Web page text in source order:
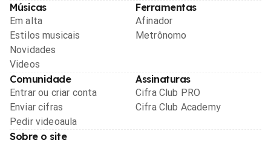
Músicas
Em alta
Estilos musicais
Novidades
Videos
Ferramentas
Afinador
Metrônomo
Comunidade
Entrar ou criar conta
Enviar cifras
Pedir videoaula
Assinaturas
Cifra Club PRO
Cifra Club Academy
Sobre o site